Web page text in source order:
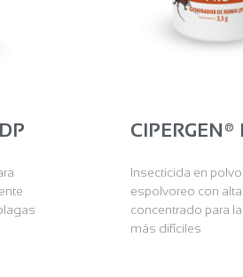
CIPERGEN®
Insecticida en
espolvoreo con
concentrado para
más difíciles